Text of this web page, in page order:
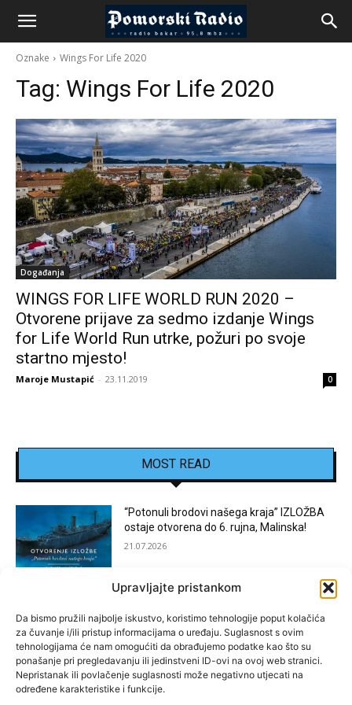
Upravljajte pristankom
Da bismo pružili najbolje iskustvo, koristimo tehnologije poput kolačića
za čuvanje i/ili pristup informacijama o uređaju. Suglasnost s ovim
tehnologijama će nam omogućiti da obrađujemo podatke kao što su
ponašanje pri pregledavanju ili jedinstveni ID-ovi na ovoj web stranici.
Nepristanak ili povlačenje suglasnosti može negativno utjecati na
određene karakteristike i funkcije.
Oznake Wings For Life 2020
Tag: Wings For Life 2020
Događanja
WINGS FOR LIFE WORLD RUN 2020 –
Otvorene prijave za sedmo izdanje Wings
for Life World Run utrke, požuri po svoje
startno mjesto!
Maroje Mustapić - 23.11.2019 0
MOST READ
“Potonuli brodovi našega kraja” IZLOŽBA
ostaje otvorena do 6. rujna, Malinska!
21.07.2026
KOSTRENI”
15.07.2026
[BAKAR]: MARGARETINO LETO 2026!